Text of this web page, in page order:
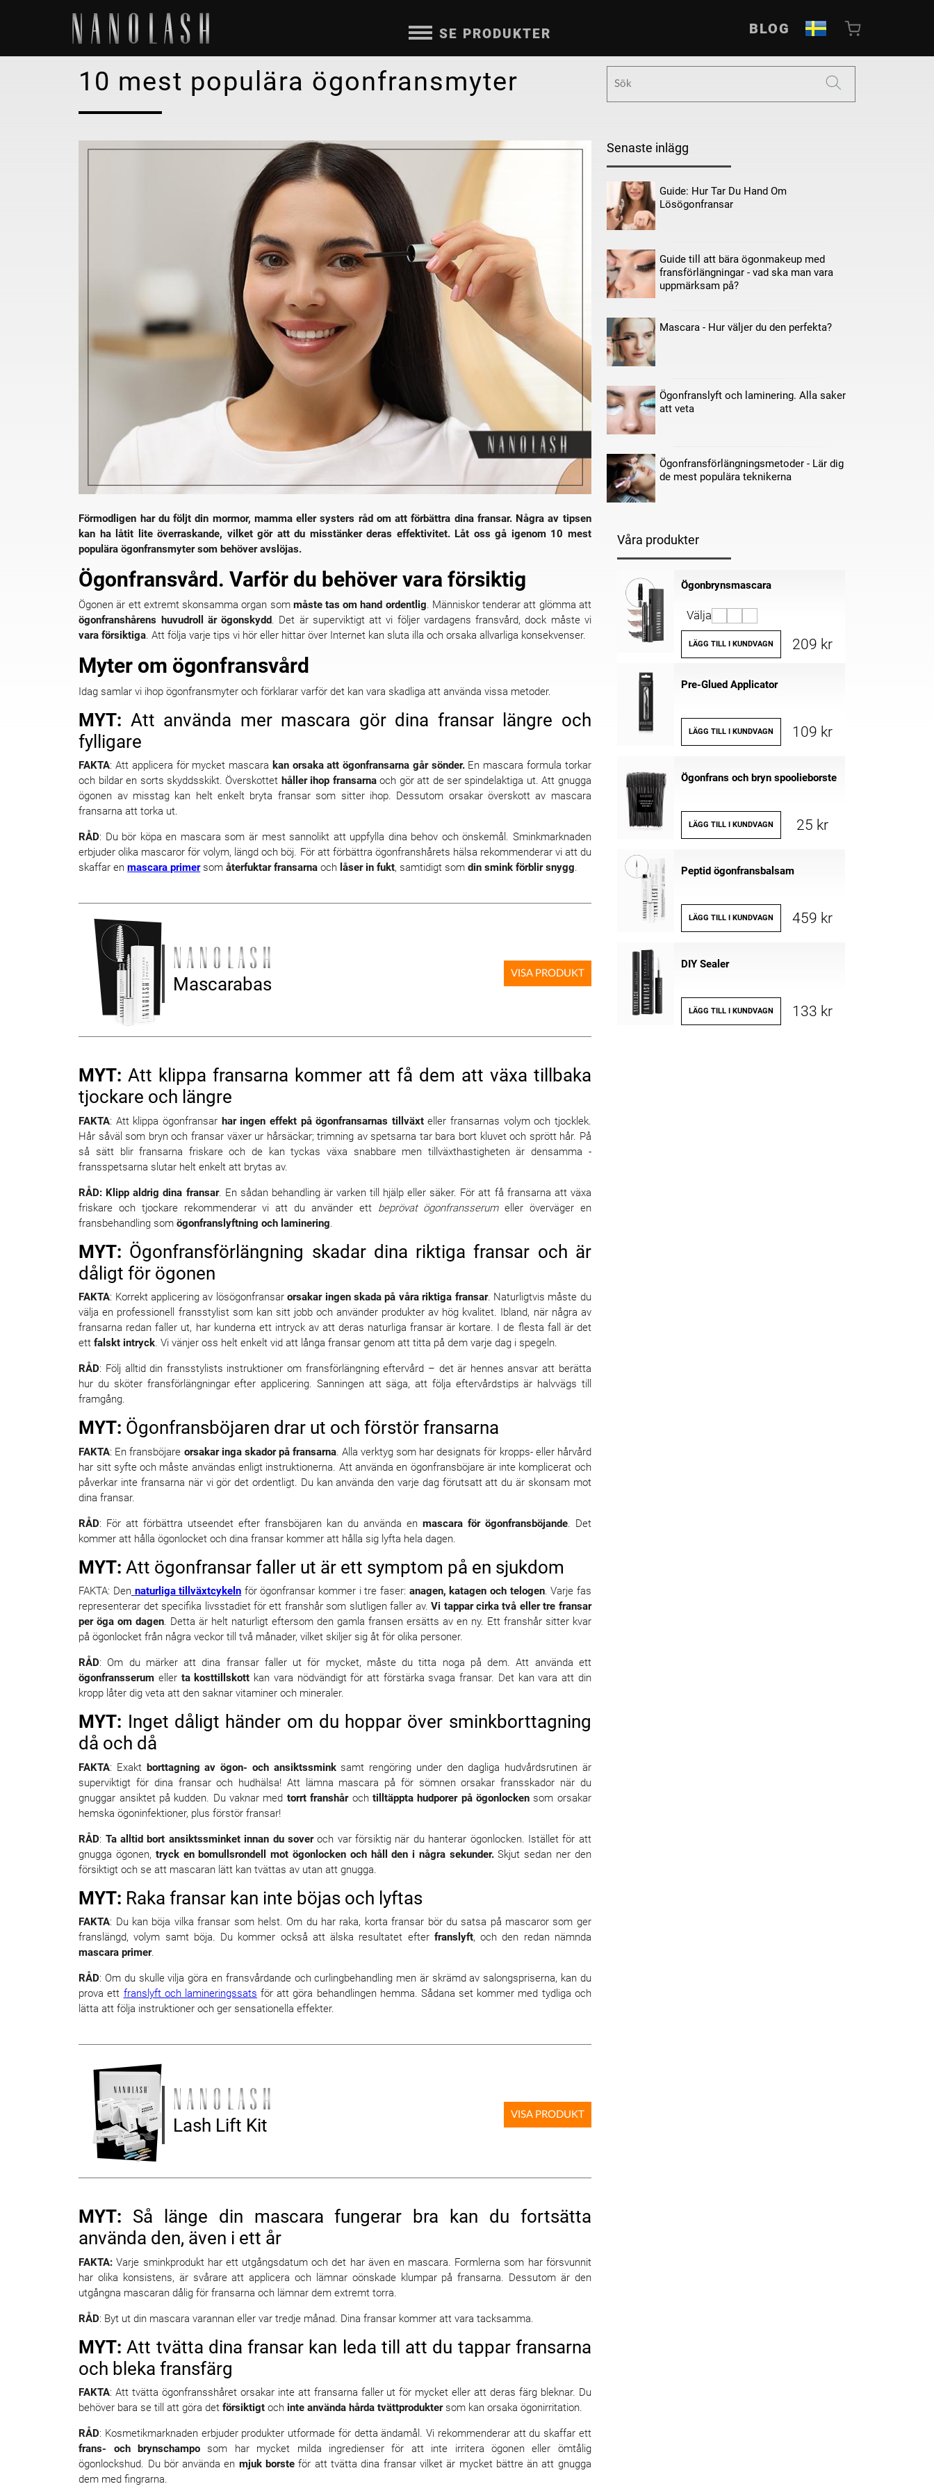
SE PRODUKTER BLOG
10 mest populära ögonfransmyter
Förmodligen har du följt din mormor, mamma eller systers råd om att förbättra dina fransar. Några av tipsen
kan ha låtit lite överraskande, vilket gör att du misstänker deras effektivitet. Låt oss gå igenom 10 mest
populära ögonfransmyter som behöver avslöjas.
Ögonfransvård. Varför du behöver vara försiktig
Ögonen är ett extremt skonsamma organ som måste tas om hand ordentlig. Människor tenderar att glömma att
ögonfranshårens huvudroll är ögonskydd. Det är superviktigt att vi följer vardagens fransvård, dock måste vi
vara försiktiga. Att följa varje tips vi hör eller hittar över Internet kan sluta illa och orsaka allvarliga konsekvenser.
Myter om ögonfransvård
Idag samlar vi ihop ögonfransmyter och förklarar varför det kan vara skadliga att använda vissa metoder.
MYT: Att använda mer mascara gör dina fransar längre och
fylligare
FAKTA: Att applicera för mycket mascara kan orsaka att ögonfransarna går sönder.En mascara formula torkar
och bildar en sorts skyddsskikt. Överskottet håller ihop fransarnaoch gör att de ser spindelaktiga ut. Att gnugga
ögonen av misstag kan helt enkelt bryta fransar som sitter ihop. Dessutom orsakar överskott av mascara
fransarna att torka ut.
RÅD: Du bör köpa en mascara som är mest sannolikt att uppfylla dina behov och önskemål. Sminkmarknaden
erbjuder olika mascaror för volym, längd och böj. För att förbättra ögonfranshårets hälsa rekommenderar vi att du
skaffar enmascara primersomåterfuktar fransarna och låser in fukt, samtidigt som din smink förblir snygg.
Mascarabas
VISA PRODUKT
MYT:Att klippa fransarna kommer att få dem att växa tillbaka
tjockare och längre
FAKTA: Att klippa ögonfransar har ingen effekt på ögonfransarnas tillväxteller fransarnas volym och tjocklek.
Hår såväl som bryn och fransar växer ur hårsäckar; trimning av spetsarna tar bara bort kluvet och sprött hår. På
så sätt blir fransarna friskare och de kan tyckas växa snabbare men tillväxthastigheten är densamma -
fransspetsarna slutar helt enkelt att brytas av.
RÅD: Klipp aldrig dina fransar. En sådan behandling är varken till hjälp eller säker. För att få fransarna att växa
friskare och tjockare rekommenderar vi att du använder ett beprövat ögonfransserumeller överväger en
fransbehandling somögonfranslyftning och laminering.
MYT: Ögonfransförlängning skadar dina riktiga fransar och är
dåligt för ögonen
FAKTA: Korrekt applicering av lösögonfransarorsakar ingen skada på våra riktiga fransar. Naturligtvis måste du
välja en professionell fransstylist som kan sitt jobb och använder produkter av hög kvalitet. Ibland, när några av
fransarna redan faller ut, har kunderna ett intryck av att deras naturliga fransar är kortare. I de flesta fall är det
ettfalskt intryck. Vi vänjer oss helt enkelt vid att långa fransar genom att titta på dem varje dag i spegeln.
RÅD: Följ alltid din fransstylists instruktioner om fransförlängning eftervård – det är hennes ansvar att berätta
hur du sköter fransförlängningar efter applicering. Sanningen att säga, att följa eftervårdstips är halvvägs till
framgång.
MYT: Ögonfransböjaren drar ut och förstör fransarna
FAKTA: En fransböjare orsakar inga skador på fransarna. Alla verktyg som har designats för kropps- eller hårvård
har sitt syfte och måste användas enligt instruktionerna. Att använda en ögonfransböjare är inte komplicerat och
påverkar inte fransarna när vi gör det ordentligt. Du kan använda den varje dag förutsatt att du är skonsam mot
dina fransar.
RÅD: För att förbättra utseendet efter fransböjaren kan du använda en mascara för ögonfransböjande. Det
kommer att hålla ögonlocket och dina fransar kommer att hålla sig lyfta hela dagen.
MYT:Att ögonfransar faller ut är ett symptom på en sjukdom
FAKTA: Den naturliga tillväxtcykeln för ögonfransar kommer i tre faser: anagen, katagen och telogen. Varje fas
representerar det specifika livsstadiet för ett franshår som slutligen faller av.Vi tappar cirka två eller tre fransar
per öga om dagen. Detta är helt naturligt eftersom den gamla fransen ersätts av en ny. Ett franshår sitter kvar
på ögonlocket från några veckor till två månader, vilket skiljer sig åt för olika personer.
RÅD: Om du märker att dina fransar faller ut för mycket, måste du titta noga på dem. Att använda ett
ögonfransserum eller ta kosttillskott kan vara nödvändigt för att förstärka svaga fransar. Det kan vara att din
kropp låter dig veta att den saknar vitaminer och mineraler.
MYT: Inget dåligt händer om du hoppar över sminkborttagning
då och då
FAKTA: Exakt borttagning av ögon- och ansiktssminksamt rengöring under den dagliga hudvårdsrutinen är
superviktigt för dina fransar och hudhälsa! Att lämna mascara på för sömnen orsakar fransskador när du
gnuggar ansiktet på kudden. Du vaknar med torrt franshåroch tilltäppta hudporer på ögonlocken som orsakar
hemska ögoninfektioner, plus förstör fransar!
RÅD: Ta alltid bort ansiktssminket innan du soveroch var försiktig när du hanterar ögonlocken. Istället för att
gnugga ögonen, tryck en bomullsrondell mot ögonlocken och håll den i några sekunder.Skjut sedan ner den
försiktigt och se att mascaran lätt kan tvättas av utan att gnugga.
MYT: Raka fransar kan inte böjas och lyftas
FAKTA: Du kan böja vilka fransar som helst. Om du har raka, korta fransar bör du satsa på mascaror som ger
franslängd, volym samt böja. Du kommer också att älska resultatet efter franslyft, och den redan nämnda
mascara primer.
RÅD: Om du skulle vilja göra en fransvårdande och curlingbehandling men är skrämd av salongspriserna, kan du
prova ett franslyft och lamineringssats för att göra behandlingen hemma. Sådana set kommer med tydliga och
lätta att följa instruktioner och ger sensationella effekter.
Lash Lift Kit
VISA PRODUKT
MYT: Så länge din mascara fungerar bra kan du fortsätta
använda den, även i ett år
FAKTA: Varje sminkprodukt har ett utgångsdatum och det har även en mascara. Formlerna som har försvunnit
har olika konsistens, är svårare att applicera och lämnar oönskade klumpar på fransarna. Dessutom är den
utgångna mascaran dålig för fransarna och lämnar dem extremt torra.
RÅD: Byt ut din mascara varannan eller var tredje månad. Dina fransar kommer att vara tacksamma.
MYT:Att tvätta dina fransar kan leda till att du tappar fransarna
och bleka fransfärg
FAKTA: Att tvätta ögonfransshåret orsakar inte att fransarna faller ut för mycket eller att deras färg bleknar. Du
behöver bara se till att göra detförsiktigt och inte använda hårda tvättproduktersom kan orsaka ögonirritation.
RÅD: Kosmetikmarknaden erbjuder produkter utformade för detta ändamål. Vi rekommenderar att du skaffar ett
frans- och brynschampo som har mycket milda ingredienser för att inte irritera ögonen eller ömtålig
ögonlockshud. Du bör använda en mjuk borste för att tvätta dina fransar vilket är mycket bättre än att gnugga
dem med fingrarna.
Senaste inlägg
Guide: Hur Tar Du Hand Om
Lösögonfransar
Guide till att bära ögonmakeup med
fransförlängningar - vad ska man vara
uppmärksam på?
Mascara - Hur väljer du den perfekta?
Ögonfranslyft och laminering. Alla saker
att veta
Ögonfransförlängningsmetoder - Lär dig
de mest populära teknikerna
Våra produkter
Ögonbrynsmascara
Välja
LÄGG TILL I KUNDVAGN 209 kr
Pre-Glued Applicator
LÄGG TILL I KUNDVAGN 109 kr
Ögonfrans och bryn spoolieborste
LÄGG TILL I KUNDVAGN 25 kr
Peptid ögonfransbalsam
LÄGG TILL I KUNDVAGN 459 kr
DIY Sealer
LÄGG TILL I KUNDVAGN 133 kr